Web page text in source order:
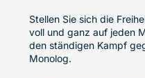
Stellen Sie sich die
voll und ganz auf jeden
den ständigen Kampf
Monolog.